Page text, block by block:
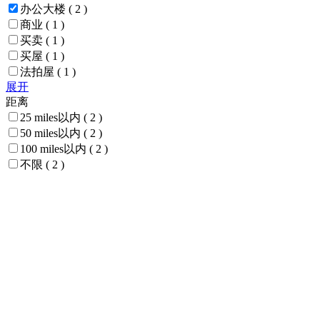
办公大楼 ( 2 )
商业 ( 1 )
买卖 ( 1 )
买屋 ( 1 )
法拍屋 ( 1 )
展开
距离
25 miles以内 ( 2 )
50 miles以内 ( 2 )
100 miles以内 ( 2 )
不限 ( 2 )